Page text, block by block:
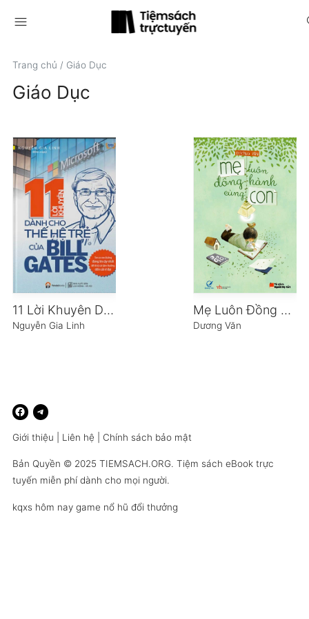
menu
Trang chủ / Giáo Dục
Giáo Dục
11 Lời Khuyên Dành Cho Thế Hệ Trẻ Của Bill Gates
Nguyễn Gia Linh
Mẹ Luôn Đồng Hành Cùng Con
Dương Văn
Giới thiệu Liên hệ Chính sách bảo mật
Bản Quyền © 2025 TIEMSACH.ORG. Tiệm sách eBook trực
tuyến miễn phí dành cho mọi người.
kqxs hôm nay game nổ hũ đổi thưởng